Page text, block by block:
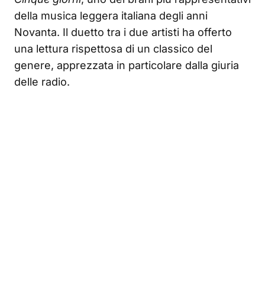
della musica leggera italiana degli anni
Novanta. Il duetto tra i due artisti ha offerto
una lettura rispettosa di un classico del
genere, apprezzata in particolare dalla giuria
delle radio.